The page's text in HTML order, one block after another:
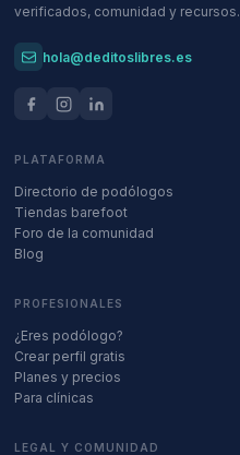
verificados, comunidad y recursos.
hola@deditoslibres.es
PLATAFORMA
Directorio de podólogos
Tiendas barefoot
Foro de la comunidad
Blog
PROFESIONALES
¿Eres podólogo?
Crear perfil gratis
Planes y precios
Para clínicas
LEGAL Y COMUNIDAD